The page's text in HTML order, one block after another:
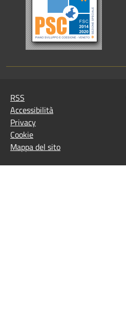
RSS
Accessibilità
Privacy
Cookie
Mappa del sito